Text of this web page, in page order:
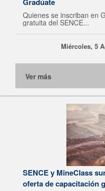
Quienes se inscriban en
gratuita del SENCE...
Miércoles, 5
Ver más
SENCE y MineClass
oferta de capacitación